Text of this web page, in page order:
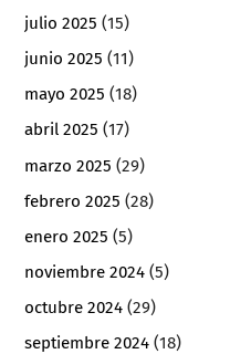
julio 2025 (15)
junio 2025 (11)
mayo 2025 (18)
abril 2025 (17)
marzo 2025 (29)
febrero 2025 (28)
enero 2025 (5)
noviembre 2024 (5)
octubre 2024 (29)
septiembre 2024 (18)